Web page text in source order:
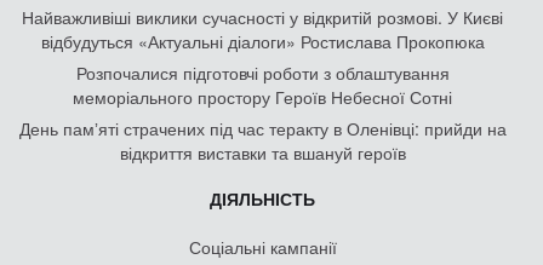
Найважливіші виклики сучасності у відкритій розмові. У Києві
відбудуться «Актуальні діалоги» Ростислава Прокопюка
Розпочалися підготовчі роботи з облаштування
меморіального простору Героїв Небесної Сотні
День памʼяті страчених під час теракту в Оленівці: прийди на
відкриття виставки та вшануй героїв
ДІЯЛЬНІСТЬ
Соціальні кампанії